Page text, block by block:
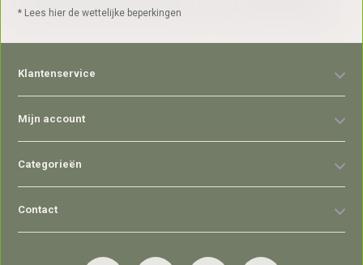
* Lees hier de wettelijke beperkingen
Klantenservice
Mijn account
Categorieën
Contact